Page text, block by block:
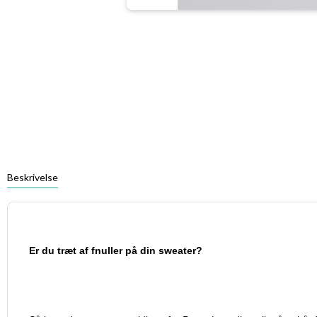
Beskrivelse
Er du træt af fnuller på din sweater?